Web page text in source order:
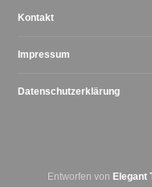
Kontakt
Impressum
Datenschutzerklärung
Entworfen von Elegant